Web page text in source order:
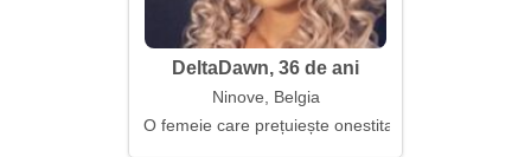
DeltaDawn, 36 de ani
Ninove, Belgia
O femeie care prețuiește onestitatea